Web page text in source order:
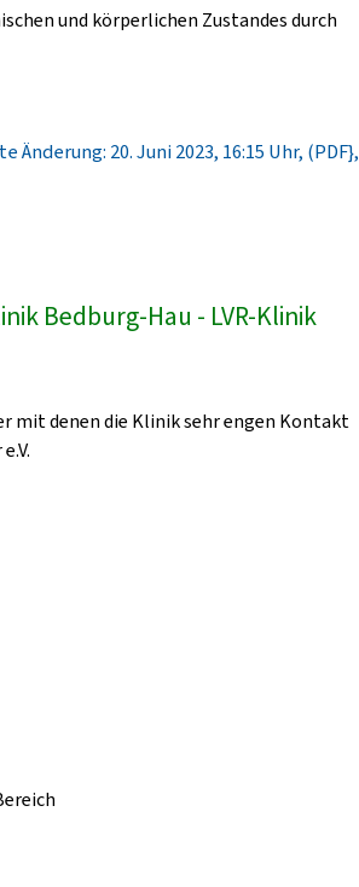
und körperlichen Zustandes durch
Änderung: 20. Juni 2023, 16:15 Uhr, (PDF},
Bedburg-Hau - LVR-Klinik
mit denen die Klinik sehr engen Kontakt